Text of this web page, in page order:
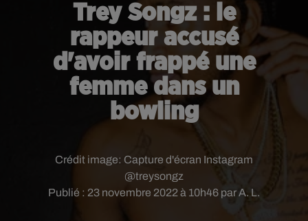
Trey Songz : le
rappeur accusé
d'avoir frappé une
femme dans un
bowling
Publié : 23 novembre 2022 à 10h46 par A. L.
Crédit image: Capture d'écran Instagram
@treysongz